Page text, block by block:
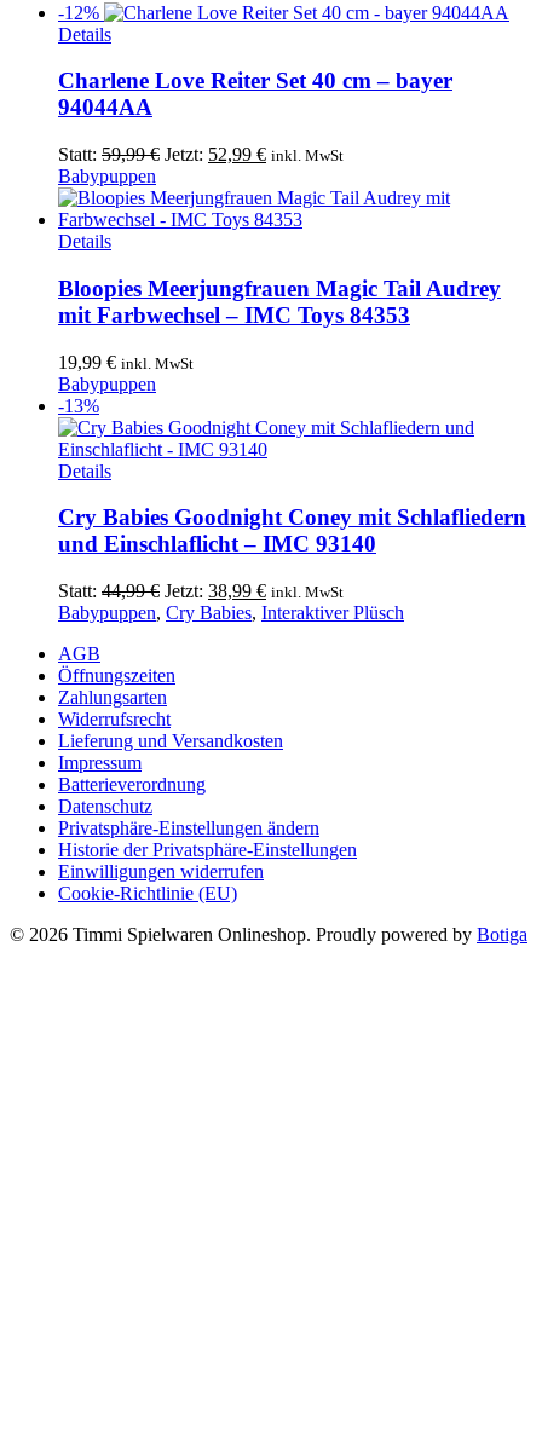
-12%
Details
Charlene Love Reiter Set 40 cm – bayer
94044AA
Statt: 59,99€ Ursprünglicher
war:
59,99 €
Jetzt: 52,99 €Aktueller
ist:
52,99 €.
inkl. MwSt
Babypuppen
Details
Bloopies Meerjungfrauen Magic Tail Audrey
mit Farbwechsel – IMC Toys 84353
19,99 € inkl. MwSt
Babypuppen
-13%
Details
Cry Babies Goodnight Coney mit Schlafliedern
und Einschlaflicht – IMC 93140
Statt: 44,99€ Ursprünglicher
Preis
Jetzt: 38,99 €Aktueller
Preis
inkl. MwSt
Babypuppen, Cry Babies, Interaktiver Plüsch
AGB
Öffnungszeiten
Zahlungsarten
Widerrufsrecht
Lieferung und Versandkosten
Impressum
Batterieverordnung
Datenschutz
Privatsphäre-Einstellungen ändern
Historie der Privatsphäre-Einstellungen
Einwilligungen widerrufen
Cookie-Richtlinie (EU)
© 2026 Timmi Spielwaren Onlineshop. Proudly powered by Botiga